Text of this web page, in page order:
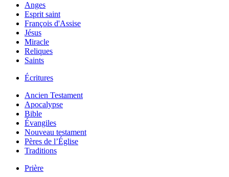
Anges
Esprit saint
François d'Assise
Jésus
Miracle
Reliques
Saints
Écritures
Ancien Testament
Apocalypse
Bible
Évangiles
Nouveau testament
Pères de l’Église
Traditions
Prière